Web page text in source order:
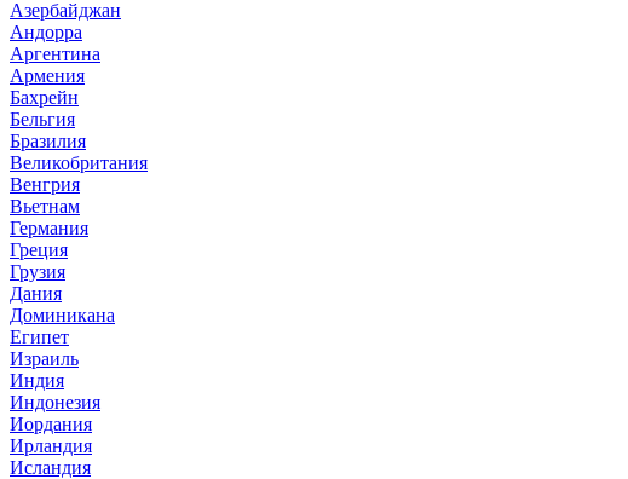
Азербайджан
Андорра
Аргентина
Армения
Бахрейн
Бельгия
Бразилия
Великобритания
Венгрия
Вьетнам
Германия
Греция
Грузия
Дания
Доминикана
Египет
Израиль
Индия
Индонезия
Иордания
Ирландия
Исландия